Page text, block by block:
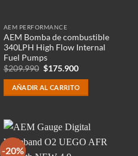
AEM PERFORMANCE
AEM Bomba de combustible
340LPH High Flow Internal
Fuel Pumps
$209.990 El
original
era:
$209.990.
$175.900El
actual
es:
$175.900.
AÑADIR AL CARRITO
-20%